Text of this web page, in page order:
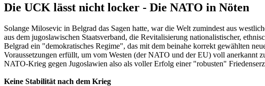
Die UCK lässt nicht locker - Die NATO in Nöten
Solange Milosevic in Belgrad das Sagen hatte, war die Welt zumindest aus
aus dem jugoslawischen Staatsverband, die Revitalisierung nationalistischer,
Belgrad ein "demokratisches Regime", das mit dem beinahe korrekt gewählten
Voraussetzungen erfüllt, um vom Westen (der NATO und der EU) voll anerkannt
NATO-Krieg gegen Jugoslawien also als voller Erfolg einer "robusten"
Keine Stabilität nach dem Krieg